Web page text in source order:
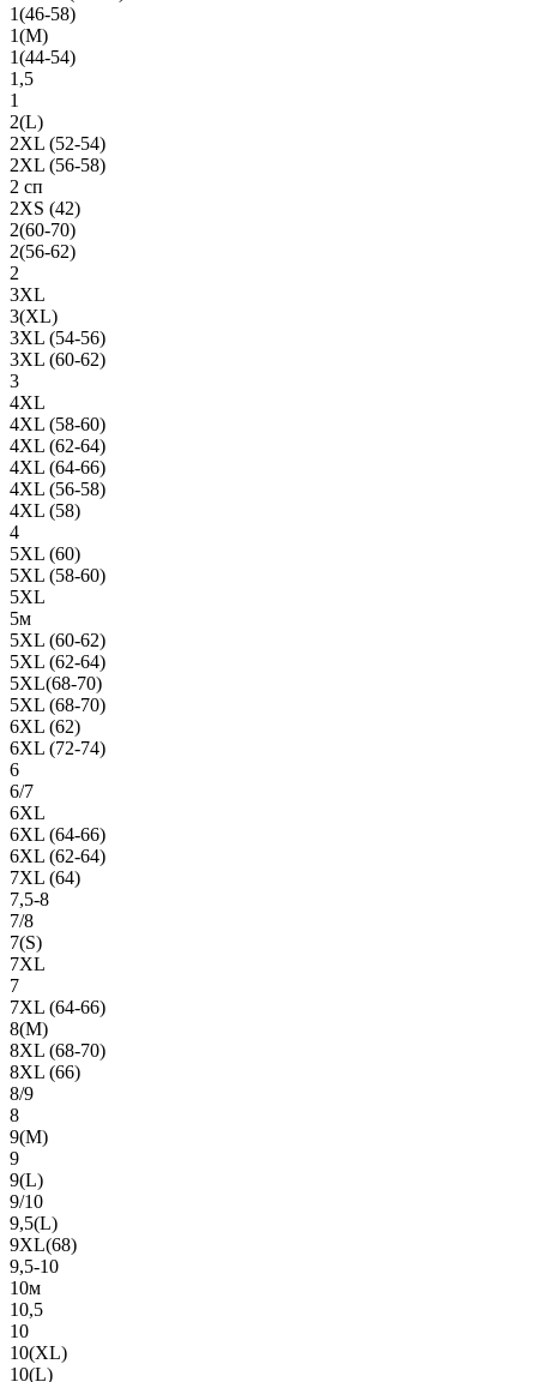
1(46-58)
1(М)
1(44-54)
1,5
1
2(L)
2XL (52-54)
2XL (56-58)
2 сп
2XS (42)
2(60-70)
2(56-62)
2
3XL
3(XL)
3XL (54-56)
3XL (60-62)
3
4XL
4XL (58-60)
4XL (62-64)
4XL (64-66)
4XL (56-58)
4XL (58)
4
5XL (60)
5XL (58-60)
5XL
5м
5XL (60-62)
5XL (62-64)
5XL(68-70)
5XL (68-70)
6XL (62)
6XL (72-74)
6
6/7
6XL
6XL (64-66)
6XL (62-64)
7XL (64)
7,5-8
7/8
7(S)
7XL
7
7XL (64-66)
8(М)
8XL (68-70)
8XL (66)
8/9
8
9(М)
9
9(L)
9/10
9,5(L)
9XL(68)
9,5-10
10м
10,5
10
10(XL)
10(L)